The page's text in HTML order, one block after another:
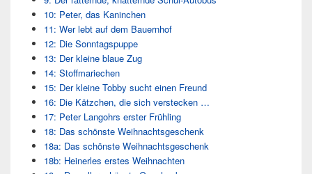
10: Peter, das Kaninchen
11: Wer lebt auf dem Bauernhof
12: Die Sonntagspuppe
13: Der kleine blaue Zug
14: Stoffmariechen
15: Der kleine Tobby sucht einen Freund
16: Die Kätzchen, die sich verstecken …
17: Peter Langohrs erster Frühling
18: Das schönste Weihnachtsgeschenk
18a: Das schönste Weihnachtsgeschenk
18b: Heinerles erstes Weihnachten